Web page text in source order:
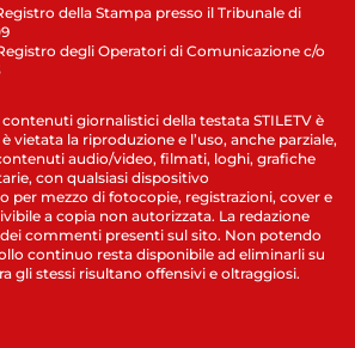
della Stampa presso il Tribunale di
degli Operatori di Comunicazione c/o
giornalistici della testata STILETV è
vietata la riproduzione e l’uso, anche parziale,
audio/video, filmati, loghi, grafiche
con qualsiasi dispositivo
per mezzo di fotocopie, registrazioni, cover e
a copia non autorizzata. La redazione
commenti presenti sul sito. Non potendo
continuo resta disponibile ad eliminarli su
gli stessi risultano offensivi e oltraggiosi.